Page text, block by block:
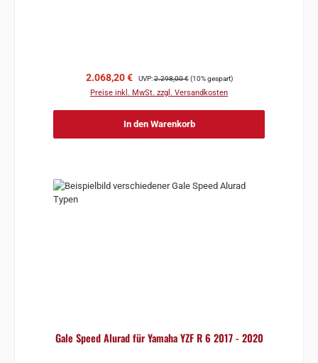
Verkaufspreis:
2.068,20 € Regulärer Preis:
UVP:2.298,00 € (10% gespart)
Preise inkl. MwSt. zzgl. Versandkosten
In den Warenkorb
Gale Speed Alurad für Yamaha YZF R 6 2017 - 2020